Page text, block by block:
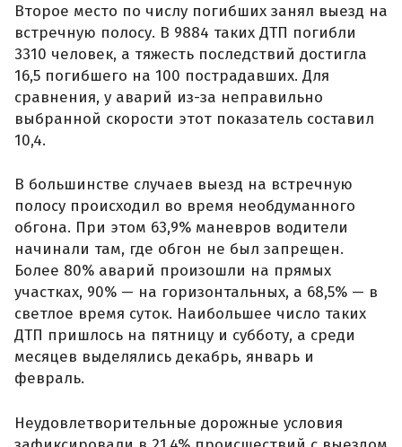
Второе место по числу погибших занял выезд на
встречную полосу. В 9884 таких ДТП погибли
3310 человек, а тяжесть последствий достигла
16,5 погибшего на 100 пострадавших. Для
сравнения, у аварий из-за неправильно
выбранной скорости этот показатель составил
10,4.
В большинстве случаев выезд на встречную
полосу происходил во время необдуманного
обгона. При этом 63,9% маневров водители
начинали там, где обгон не был запрещен.
Более 80% аварий произошли на прямых
участках, 90% — на горизонтальных, а 68,5% — в
светлое время суток. Наибольшее число таких
ДТП пришлось на пятницу и субботу, а среди
месяцев выделялись декабрь, январь и
февраль.
Неудовлетворительные дорожные условия